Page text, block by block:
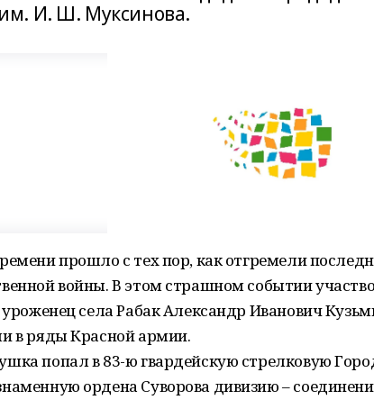
И. Ш. Муксинова.
прошло с тех пор, как отгремели
войны. В этом страшном событии
уроженец села Рабак Александр Иванович
в ряды Красной армии.
попал в 83-ю гвардейскую стрелковую
ордена Суворова дивизию –